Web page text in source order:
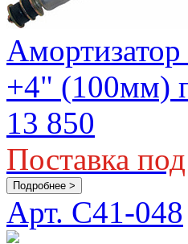
+4" (100мм)
13 850
Поставка под
Подробнее >
Арт. C41-048